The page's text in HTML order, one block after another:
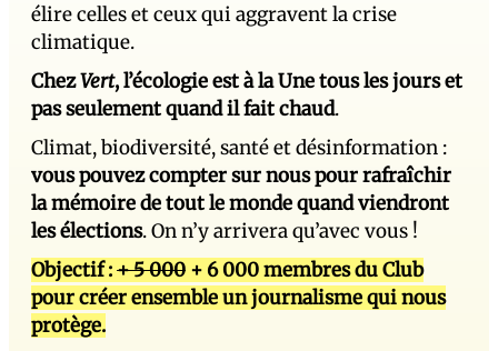
élire celles et ceux qui aggravent la crise
climatique.
ChezVert, l’écologie est à la Une tous les jours et
pas seulement quand il fait chaud.
Climat, biodiversité, santé et désinformation :
vous pouvez compter sur nous pour rafraîchir
la mémoire de tout le monde quand viendront
les élections. On n’y arrivera qu’avec vous !
Objectif :+ 5 000 + 6 000 membres du Club
pour créer ensemble un journalisme qui nous
protège.